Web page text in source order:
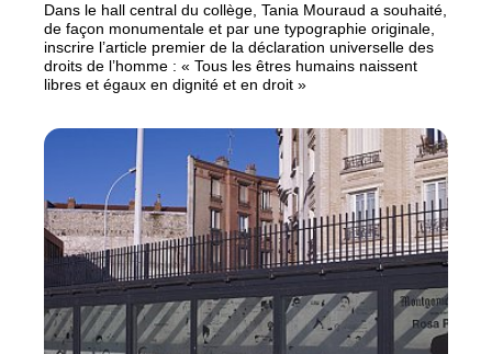
Dans le hall central du collège, Tania Mouraud a souhaité,
de façon monumentale et par une typographie originale,
inscrire l’article premier de la déclaration universelle des
droits de l’homme : « Tous les êtres humains naissent
libres et égaux en dignité et en droit »